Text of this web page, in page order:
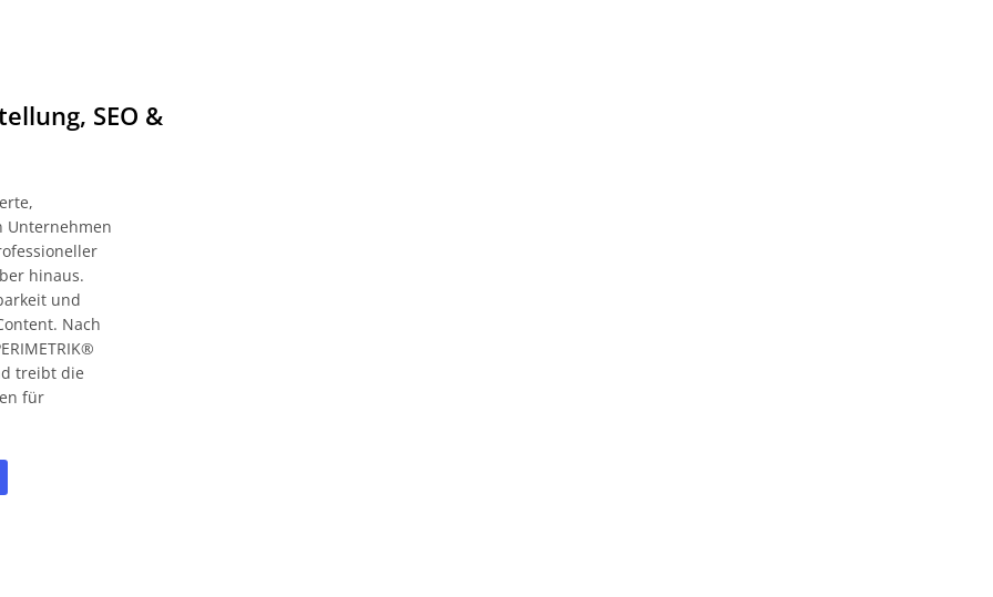
SEO &
Unternehmen
hinaus.
und
Nach
treibt die
für